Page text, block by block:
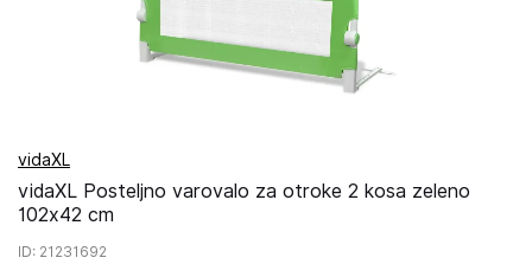
vidaXL
vidaXL Posteljno varovalo za otroke 2 kosa zeleno
102x42 cm
ID: 21231692